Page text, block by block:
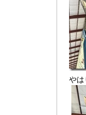
やは